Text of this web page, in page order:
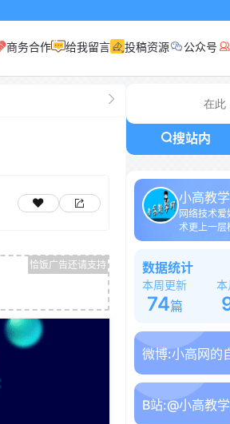
商务合作 给我留言 投稿资源 公众号
搜站内
小高教
网络技术
术更上一层
数据统计
本周更新
74篇
本
微博:小高网的
B站:@小高教